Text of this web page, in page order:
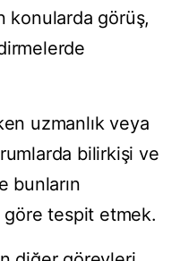
konularda görüş,
uzmanlık veya
bilirkişi ve
bunların
tespit etmek.